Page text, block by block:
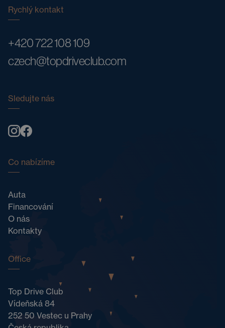
Rychlý kontakt
+420 722 108 109
czech@topdriveclub.com
Sledujte nás
Co nabízíme
Auta
Financování
O nás
Kontakty
Office
Top Drive Club
Vídeňská 84
252 50 Vestec u Prahy